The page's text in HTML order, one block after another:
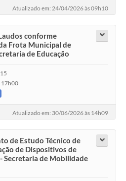
Atualizado em: 24/04/2026 às 09h10
conforme
Frota Municipal de
de Educação
17h00
Atualizado em: 30/06/2026 às 14h09
de Estudo Técnico de
de Dispositivos de
Secretaria de Mobilidade